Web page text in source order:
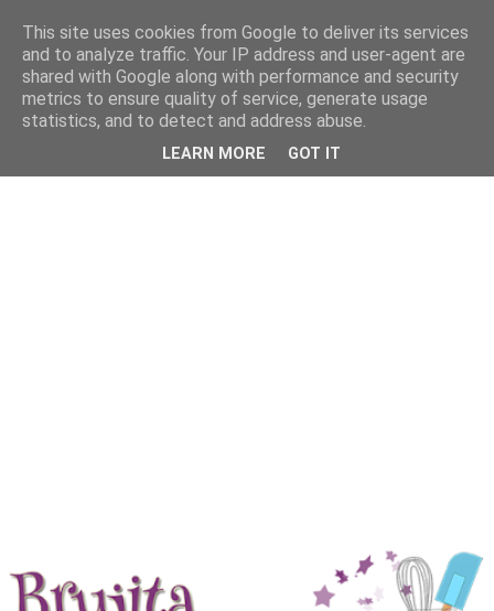
This site uses cookies from Google to deliver its services
and to analyze traffic. Your IP address and user-agent are
shared with Google along with performance and security
metrics to ensure quality of service, generate usage
statistics, and to detect and address abuse.
LEARN MORE GOT IT